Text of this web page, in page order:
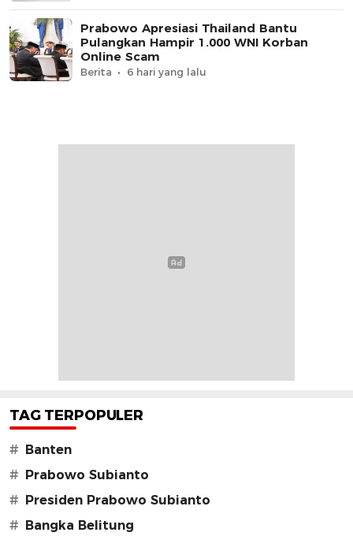
Prabowo Apresiasi Thailand Bantu
Pulangkan Hampir 1.000 WNI Korban
Online Scam
Berita 6 hari yang lalu
TAG TERPOPULER
#
Banten
#
Prabowo Subianto
#
Presiden Prabowo Subianto
#
Bangka Belitung